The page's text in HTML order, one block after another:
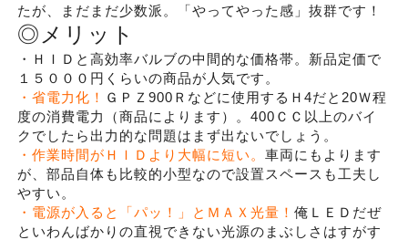
たが、まだまだ少数派。「やってやった感」抜群です！
◎メリット
・ＨＩＤと高効率バルブの中間的な価格帯。新品定価で
１５０００円くらいの商品が人気です。
・省電力化！ ＧＰＺ900Ｒなどに使用するＨ4だと20Ｗ程
度の消費電力（商品によります）。400ＣＣ以上のバイ
クでしたら出力的な問題はまず出ないでしょう。
・作業時間がＨＩＤより大幅に短い。 車両にもよります
が、部品自体も比較的小型なので設置スペースも工夫し
やすい。
・電源が入ると「パッ！」とＭＡＸ光量！ 俺ＬＥＤだぜ
といわんばかりの直視できない光源のまぶしさはすがす